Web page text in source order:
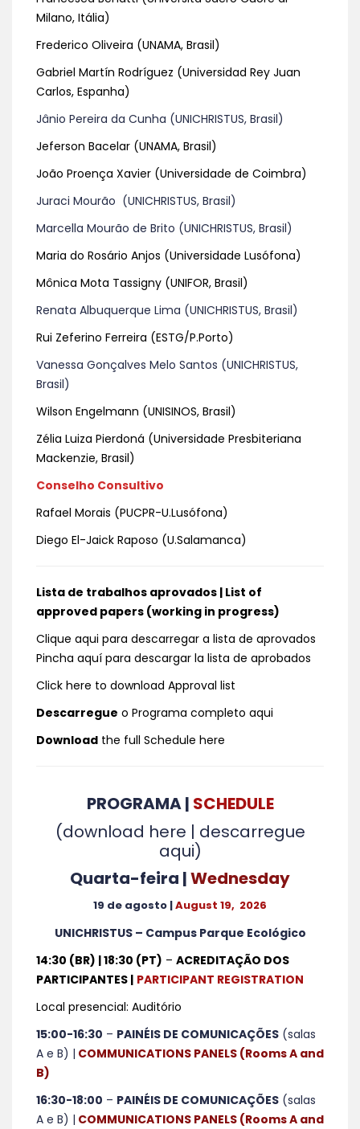
Milano, Itália)
Frederico Oliveira (UNAMA, Brasil)
Gabriel Martín Rodríguez (Universidad Rey Juan
Carlos, Espanha)
Jânio Pereira da Cunha (UNICHRISTUS, Brasil)
Jeferson Bacelar (UNAMA, Brasil)
João Proença Xavier (Universidade de Coimbra)
Juraci Mourão (UNICHRISTUS, Brasil)
Marcella Mourão de Brito (UNICHRISTUS, Brasil)
Maria do Rosário Anjos (Universidade Lusófona)
Mônica Mota Tassigny (UNIFOR, Brasil)
Renata Albuquerque Lima (UNICHRISTUS, Brasil)
Rui Zeferino Ferreira (ESTG/P.Porto)
Vanessa Gonçalves Melo Santos (UNICHRISTUS,
Brasil)
Wilson Engelmann (UNISINOS, Brasil)
Zélia Luiza Pierdoná (Universidade Presbiteriana
Mackenzie, Brasil)
Conselho Consultivo
Rafael Morais (PUCPR-U.Lusófona)
Diego El-Jaick Raposo (U.Salamanca)
Lista de trabalhos aprovados | List of
approved papers (working in progress)
Clique aqui para descarregar a lista de aprovados
Pincha aquí para descargar la lista de aprobados
Click here to download Approval list
Descarregue o Programa completo aqui
Download the full Schedule here
PROGRAMA | SCHEDULE
(download here | descarregue
aqui)
Quarta-feira |Wednesday
19 de agosto |August 19, 2026
UNICHRISTUS – Campus Parque Ecológico
14:30 (BR) | 18:30 (PT) – ACREDITAÇÃO DOS
PARTICIPANTES | PARTICIPANT REGISTRATION
Local presencial: Auditório
15:00-16:30 – PAINÉIS DE COMUNICAÇÕES (salas
A e B) | COMMUNICATIONS PANELS (Rooms A and
B)
16:30-18:00 – PAINÉIS DE COMUNICAÇÕES (salas
A e B) | COMMUNICATIONS PANELS (Rooms A and